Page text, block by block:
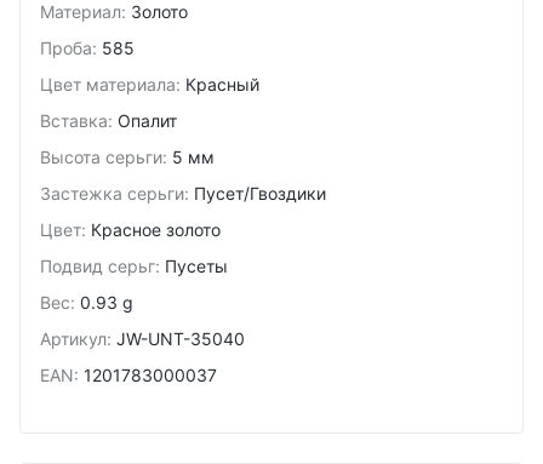
Материал: Золото
Проба: 585
Цвет материала: Красный
Вставка: Опалит
Высота серьги: 5 мм
Застежка серьги: Пусет/Гвоздики
Цвет: Красное золото
Подвид cерьг: Пусеты
Вес: 0.93 g
Артикул: JW-UNT-35040
EAN: 1201783000037